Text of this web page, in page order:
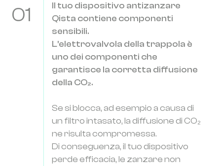
01
Il tuo dispositivo antizanzare
Qista contiene componenti
sensibili.
L'elettrovalvola della trappola è
uno dei componenti che
garantisce la corretta diffusione
della CO₂.
Se si blocca, ad esempio a causa di
un filtro intasato, la diffusione di CO₂
ne risulta compromessa.
Di conseguenza, il tuo dispositivo
perde efficacia, le zanzare non